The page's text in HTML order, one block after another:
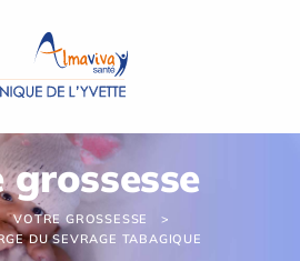
grossesse
VOTRE GROSSESSE
DU SEVRAGE TABAGIQUE